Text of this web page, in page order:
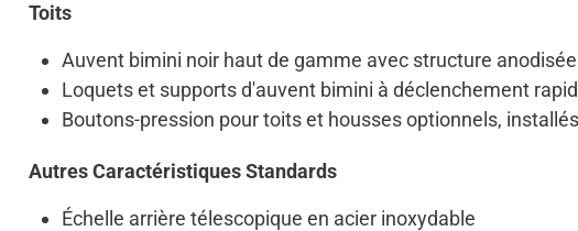
Toits
Auvent bimini noir haut de gamme avec structure
Loquets et supports d'auvent bimini à déclenchement
Boutons-pression pour toits et housses optionnels,
Autres Caractéristiques Standards
Échelle arrière télescopique en acier inoxydable